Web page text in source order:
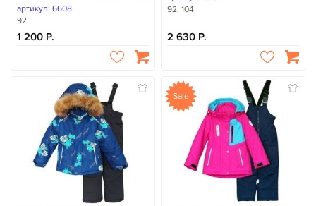
артикул: 6608
92
1 200
92, 104
2 630
Sale